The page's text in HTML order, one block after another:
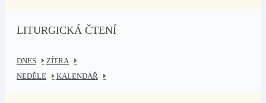
LITURGICKÁ ČTENÍ
DNES
ZÍTRA
NEDĚLE
KALENDÁŘ